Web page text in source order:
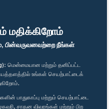
மதிக்கிறோம்
பின்வருவனவற்றை நீங்கள்
மென்மையான மற்றும் தனிப்பட்ட
உங்கள் செயற்பாட்டைக்
பாதுகாப்பு மற்றும் செயற்பாட்டை
சாதன விவரங்கள் மற்றும் பிற